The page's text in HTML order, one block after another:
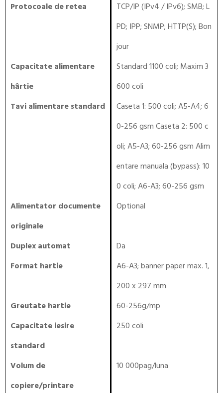
Protocoale de retea
TCP/IP (IPv4 / IPv6); SMB; L
PD; IPP; SNMP; HTTP(S); Bon
jour
Capacitate alimentare
hârtie
Standard 1100 coli; Maxim 3
600 coli
Tavi alimentare standard
Caseta 1: 500 coli; A5-A4; 6
0-256 gsm Caseta 2: 500 c
oli; A5-A3; 60-256 gsm Alim
entare manuala (bypass): 10
0 coli; A6-A3; 60-256 gsm
Alimentator documente
originale
Optional
Duplex automat
Da
Format hartie
A6-A3; banner paper max. 1,
200 x 297 mm
Greutate hartie
60-256g/mp
Capacitate iesire
standard
250 coli
Volum de
copiere/printare
10 000pag/luna